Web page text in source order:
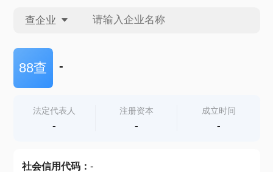
查企业
查企业
查产地
88查 -
法定代表人
-
注册资本
-
成立时间
-
社会信用代码： -